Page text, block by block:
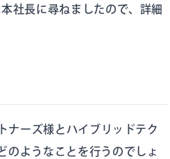
社長に尋ねましたので、詳細
ナーズ様とハイブリッドテク
のようなことを行うのでしょ